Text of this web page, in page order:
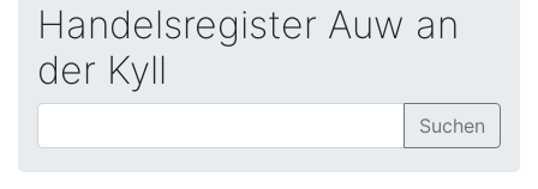
Handelsregister Auw an
der Kyll
Suchen